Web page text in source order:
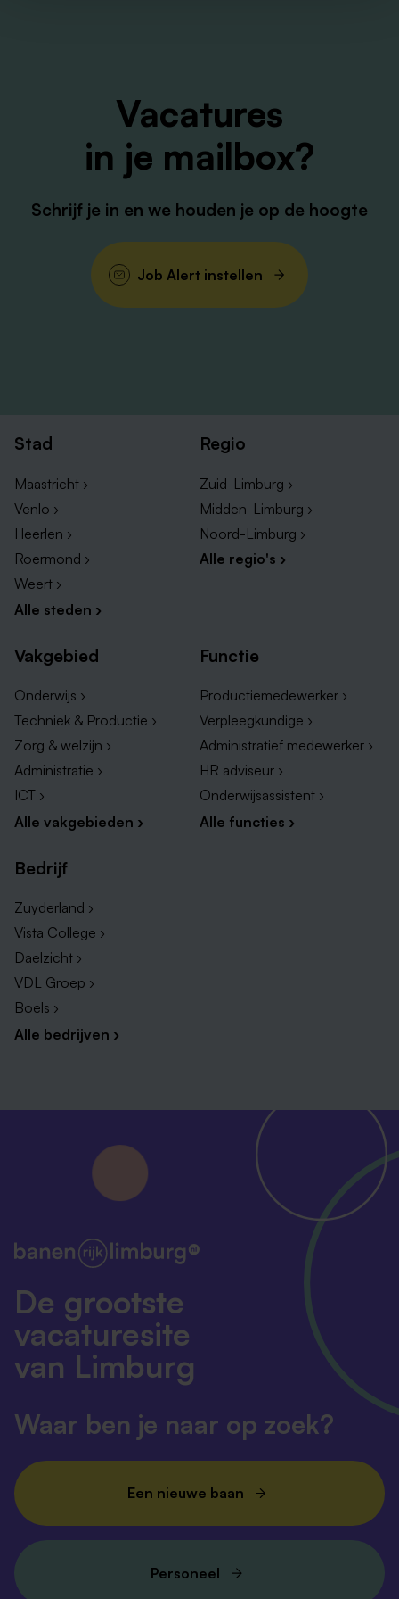
Vacatures
in je mailbox?
Schrijf je in en we houden je op de hoogte
Job Alert instellen
Stad
Maastricht ›
Venlo ›
Heerlen ›
Roermond ›
Weert ›
Alle steden ›
Regio
Zuid-Limburg ›
Midden-Limburg ›
Noord-Limburg ›
Alle regio's ›
Vakgebied
Onderwijs ›
Techniek & Productie ›
Zorg & welzijn ›
Administratie ›
ICT ›
Alle vakgebieden ›
Functie
Productiemedewerker ›
Verpleegkundige ›
Administratief medewerker ›
HR adviseur ›
Onderwijsassistent ›
Alle functies ›
Bedrijf
Zuyderland ›
Vista College ›
Daelzicht ›
VDL Groep ›
Boels ›
Alle bedrijven ›
De grootste
vacaturesite
van Limburg
Waar ben je naar op zoek?
Een nieuwe baan
Personeel